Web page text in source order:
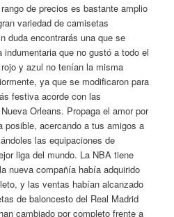
de precios es bastante amplio
variedad de camisetas
duda encontrarás una que se
que no gustó a todo el
y azul no tenían la misma
ya que se modificaron para
festiva acorde con las
Orleans. Propaga el amor por
posible, acercando a tus amigos a
las equipaciones de
liga del mundo. La NBA tiene
nueva compañía había adquirido
y las ventas habían alcanzado
de baloncesto del Real Madrid
cambiado por completo frente a